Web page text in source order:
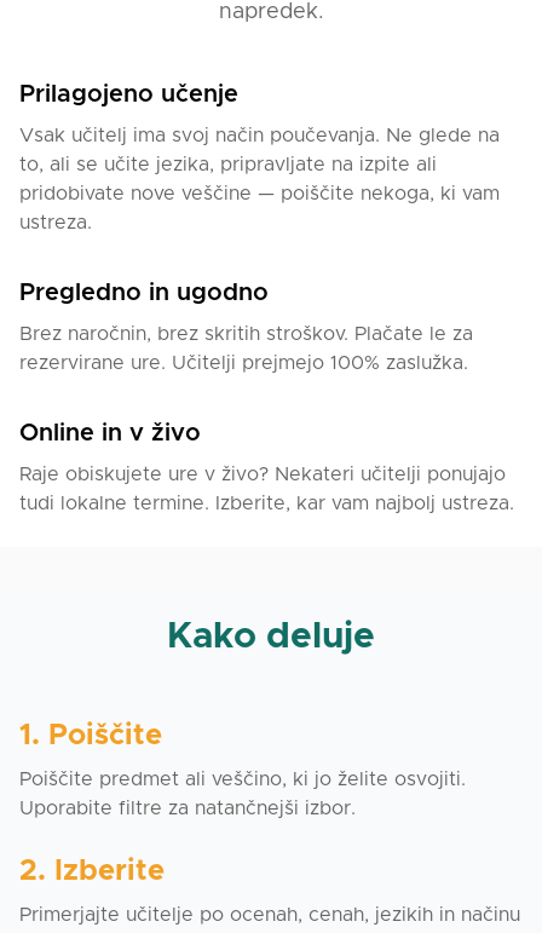
napredek.
Prilagojeno učenje
Vsak učitelj ima svoj način poučevanja. Ne glede na
to, ali se učite jezika, pripravljate na izpite ali
pridobivate nove veščine — poiščite nekoga, ki vam
ustreza.
Pregledno in ugodno
Brez naročnin, brez skritih stroškov. Plačate le za
rezervirane ure. Učitelji prejmejo 100% zaslužka.
Online in v živo
Raje obiskujete ure v živo? Nekateri učitelji ponujajo
tudi lokalne termine. Izberite, kar vam najbolj ustreza.
Kako deluje
1. Poiščite
Poiščite predmet ali veščino, ki jo želite osvojiti.
Uporabite filtre za natančnejši izbor.
2. Izberite
Primerjajte učitelje po ocenah, cenah, jezikih in načinu